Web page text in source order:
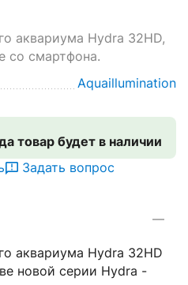
аквариума Hydra 32HD,
со смартфона.
Aquaillumination
товар будет в наличии
Задать вопрос
аквариума Hydra 32HD
новой серии Hydra -